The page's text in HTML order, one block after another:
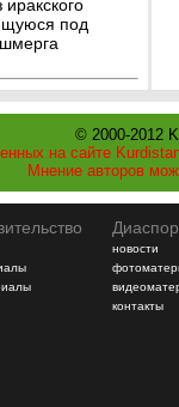
под
© 2000-2012
на сайте
Мнение авторов
новости
контакты